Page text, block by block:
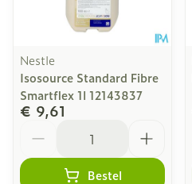
Nestle
Isosource Standard Fibre
Smartflex 1l 12143837
€ 9,61
Bestel